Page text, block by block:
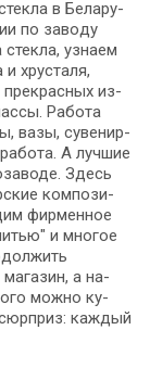
в Бе­ла­ру­
по за­во­ду
узна­ем
хрусталя,
пре­крас­ных из­
Работа
ва­зы, су­ве­нир­
А луч­шие
Здесь
ком­по­зи­
фирменное
и мно­гое
ма­га­зин, а на­
мож­но ку­
каж­дый